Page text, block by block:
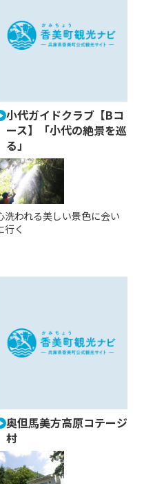
小代ガイドクラブ【Bコ
ース】「小代の絶景を巡
る」
洗われる美しい景色に会い
行く
奥但馬美方高原コテージ
村